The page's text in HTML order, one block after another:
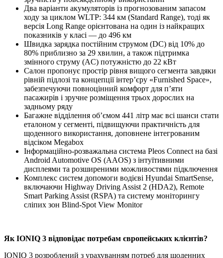
Два варіанти акумуляторів із прогнозованим запасом
ходу за циклом WLTP: 344 км (Standard Range), тоді як
версія Long Range орієнтована на один із найкращих
показників у класі — до 496 км
Швидка зарядка постійним струмом (DC) від 10% до
80% приблизно за 29 хвилин, а також підтримка
змінного струму (AC) потужністю до 22 кВт
Салон пропонує простір рівня вищого сегмента завдяки
рівній підлозі та концепції інтер’єру «Furnished Space»,
забезпечуючи повноцінний комфорт для п’яти
пасажирів і зручне розміщення трьох дорослих на
задньому ряду
Багажне відділення об’ємом 441 літр має всі шанси стати
еталоном у сегменті, підвищуючи практичність для
щоденного використання, доповнене інтегрованим
відсіком Megabox
Інформаційно-розважальна система Pleos Connect на базі
Android Automotive OS (AAOS) з інтуїтивними
дисплеями та розширеними можливостями підключення
Комплекс систем допомоги водієві Hyundai SmartSense,
включаючи Highway Driving Assist 2 (HDA2), Remote
Smart Parking Assist (RSPA) та систему моніторингу
сліпих зон Blind-Spot View Monitor
Як IONIQ 3 відповідає потребам європейських клієнтів?
IONIQ 3 розроблений з урахуванням потреб для щоденних